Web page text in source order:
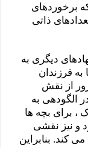
برخوردهای
ذاتی
دیگری به
فرزندان
از نقش
الگودهی به
برای بچه ها
و نیز نقشی
کند. بنابراین